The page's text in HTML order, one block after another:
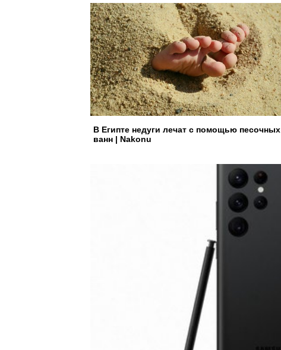
В Египте недуги лечат с помощью песочных
ванн | Nakonu